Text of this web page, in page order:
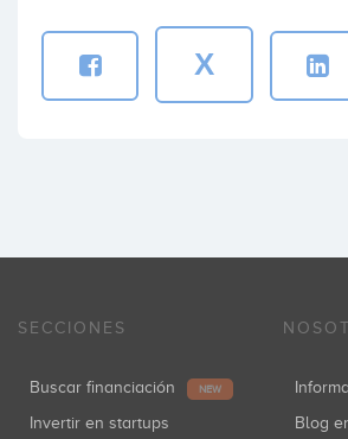
X
SECCIONES
Buscar financiación NEW
Invertir en startups
Blog